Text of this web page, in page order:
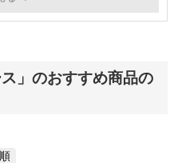
」のおすすめ商品の